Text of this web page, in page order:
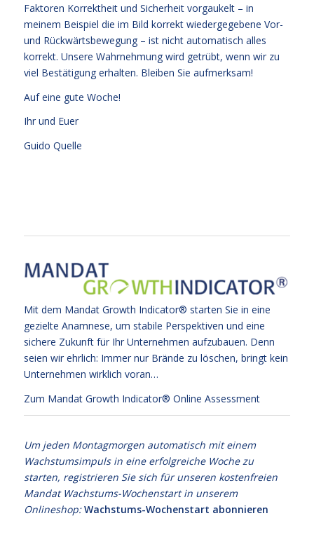
Faktoren Korrektheit und Sicherheit vorgaukelt – in
meinem Beispiel die im Bild korrekt wiedergegebene Vor-
und Rückwärtsbewegung – ist nicht automatisch alles
korrekt. Unsere Wahrnehmung wird getrübt, wenn wir zu
viel Bestätigung erhalten. Bleiben Sie aufmerksam!
Auf eine gute Woche!
Ihr und Euer
Guido Quelle
Mit dem Mandat Growth Indicator® starten Sie in eine
gezielte Anamnese, um stabile Perspektiven und eine
sichere Zukunft für Ihr Unternehmen aufzubauen. Denn
seien wir ehrlich: Immer nur Brände zu löschen, bringt kein
Unternehmen wirklich voran…
Zum Mandat Growth Indicator® Online Assessment
Um jeden Montagmorgen automatisch mit einem
Wachstumsimpuls in eine erfolgreiche Woche zu
starten, registrieren Sie sich für unseren kostenfreien
Mandat Wachstums-Wochenstart in unserem
Onlineshop:Wachstums-Wochenstart abonnieren